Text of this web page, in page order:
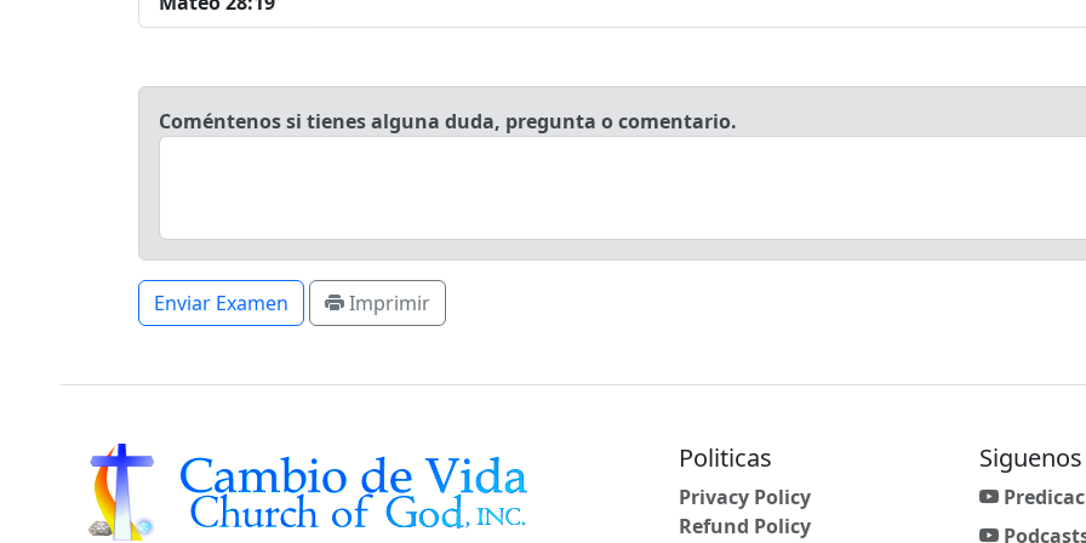
Coméntenos si tienes alguna duda, pregunta o comentario.
Enviar Examen Imprimir
Politicas
Privacy Policy
Refund Policy